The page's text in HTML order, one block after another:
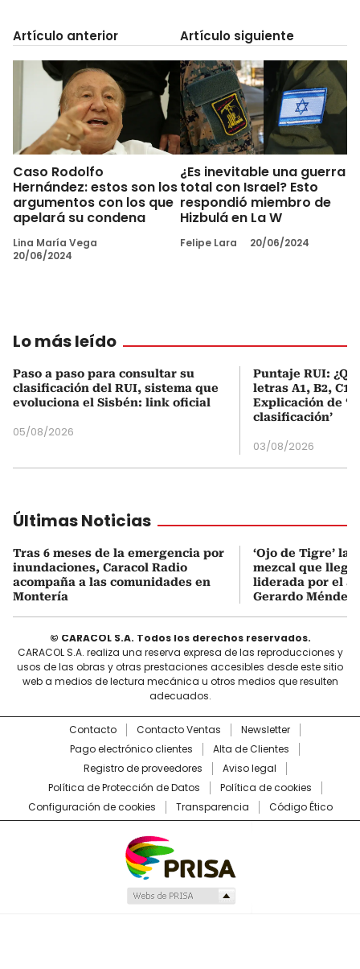
Artículo anterior
Caso Rodolfo
Hernández: estos son los
argumentos con los que
apelará su condena
Lina María Vega
20/06/2024
Artículo siguiente
¿Es inevitable una guerra
total con Israel? Esto
respondió miembro de
Hizbulá en La W
Felipe Lara 20/06/2024
Lo más leído
Paso a paso para consultar su
clasificación del RUI, sistema que
evoluciona el Sisbén: link oficial
05/08/2026
Puntaje RUI:
letras A1, B2, C1
Explicación de
clasificación’
03/08/2026
Últimas Noticias
Tras 6 meses de la emergencia por
inundaciones, Caracol Radio
acompaña a las comunidades en
Montería
‘Ojo de Tigre’ la
mezcal que llega
liderada por el
Gerardo Méndez
© CARACOL S.A. Todos los derechos reservados.
CARACOL S.A. realiza una reserva expresa de las reproducciones y
usos de las obras y otras prestaciones accesibles desde este sitio
web a medios de lectura mecánica u otros medios que resulten
adecuados.
Contacto Contacto Ventas
Newsletter
Pago electrónico clientes
Alta de Clientes
Registro de proveedores
Aviso legal
Política de Protección de Datos
Política de cookies
Configuración de cookies
Transparencia Código Ético